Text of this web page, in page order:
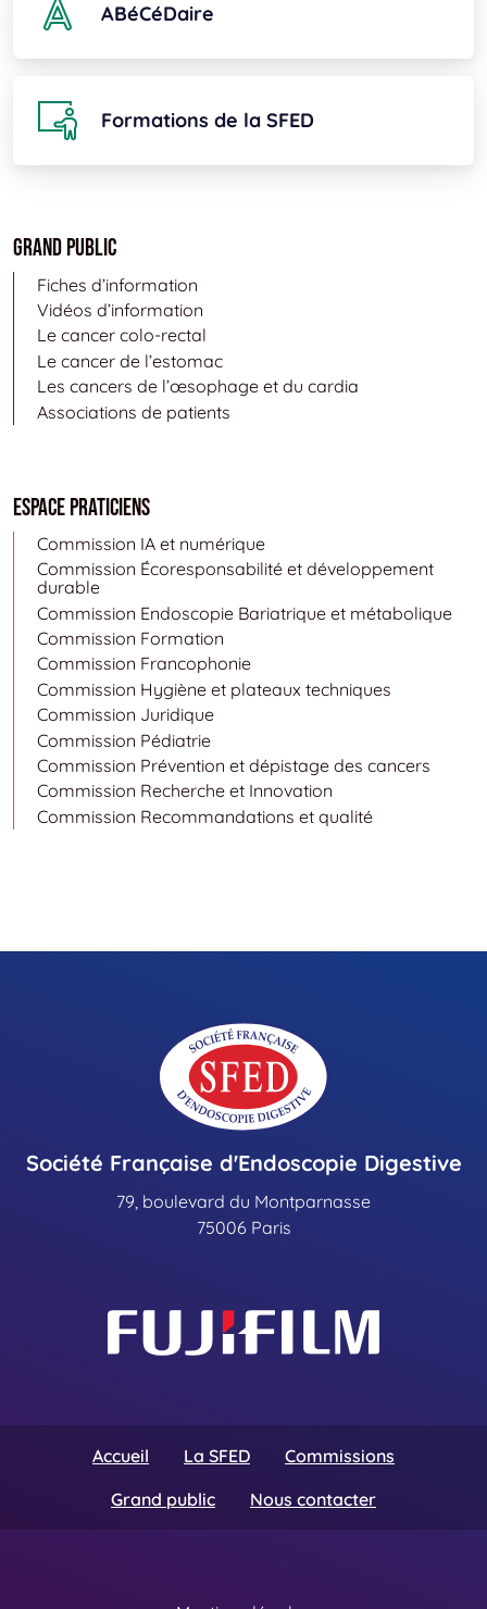
ABéCéDaire
Formations de la SFED
Grand public
Fiches d’information
Vidéos d’information
Le cancer colo-rectal
Le cancer de l’estomac
Les cancers de l’œsophage et du cardia
Associations de patients
Espace Praticiens
Commission IA et numérique
Commission Écoresponsabilité et développement
durable
Commission Endoscopie Bariatrique et métabolique
Commission Formation
Commission Francophonie
Commission Hygiène et plateaux techniques
Commission Juridique
Commission Pédiatrie
Commission Prévention et dépistage des cancers
Commission Recherche et Innovation
Commission Recommandations et qualité
Société Française d'Endoscopie Digestive
79, boulevard du Montparnasse
75006 Paris
Accueil La SFED
Commissions
Grand public
Nous contacter